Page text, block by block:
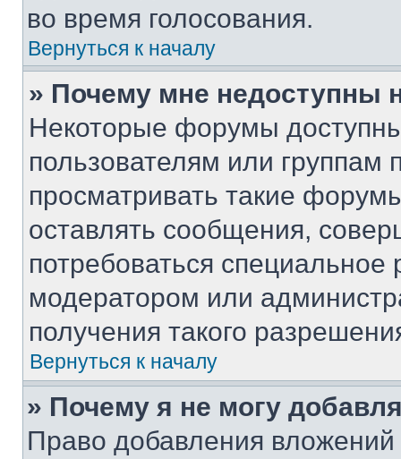
во время голосования.
Вернуться к началу
» Почему мне недоступны
Некоторые форумы
пользователям или группам
просматривать такие
оставлять сообщения,
потребоваться
модератором или
получения такого
Вернуться к началу
» Почему я не могу
Право добавления